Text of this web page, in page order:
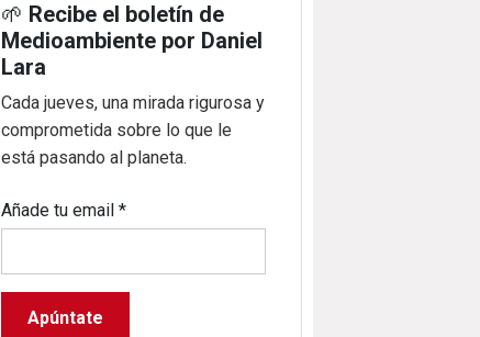
🌱 Recibe el boletín de
Medioambiente por Daniel
Lara
Cada jueves, una mirada rigurosa y
comprometida sobre lo que le
está pasando al planeta.
Añade tu email*